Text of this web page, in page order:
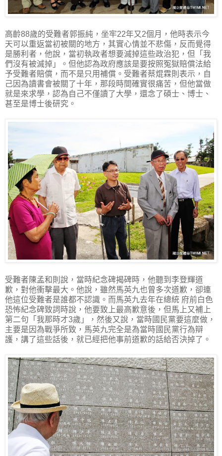
高齡88歲的受難者郭振純，坐牢22年又2個月，他時表示今
天可以重返當初被關的地方，其實心情並不悲傷，反而覺得
是勝利者，他說，當初執政者想要滅掉這些政治犯，但「我
們沒有被滅掉」。但他認為政府應該是要按照冤獄賠償法給
予受難者賠償，而不是只用補償。受難者蔡焜霖則表示，自
己因為讀書會被關了十年，那段時間確實很痛苦，但他當做
就是來求學，認為自己不僅讀了大學，還念了碩士、博士、
甚至是博士後研究。
受難者陳孟和則說，當時紀念碑揭碑時，他聽到李登輝道
歉，對他衝擊最大。他說，雖然馬英九也曾多次道歉，卻連
他這位受難者是誰都不認識。而馬英九去年在總統 府前白色
恐怖紀念碑致詞時說，他要致上最高歉意後，但馬上又補上
第二句「我那時才3歲」，然後又說，當時國民黨要這麼做，
主要是因為戰爭所致，馬英九完全是為當時國民黨行為辯
護，講了這些話後，就已經把他事前道歉的話給否決掉了。